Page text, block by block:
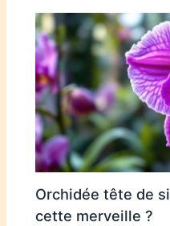
Orchidée tête de
cette merveille ?